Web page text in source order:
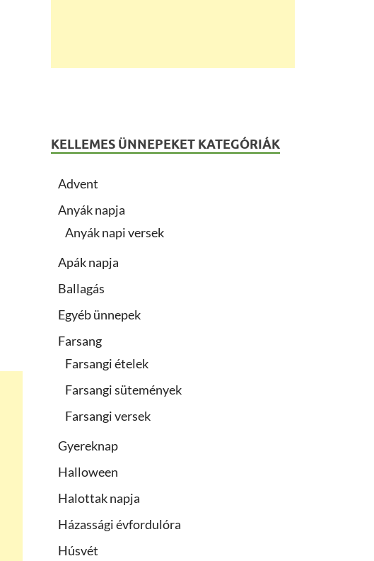
KELLEMES ÜNNEPEKET KATEGÓRIÁK
Advent
Anyák napja
Anyák napi versek
Apák napja
Ballagás
Egyéb ünnepek
Farsang
Farsangi ételek
Farsangi sütemények
Farsangi versek
Gyereknap
Halloween
Halottak napja
Házassági évfordulóra
Húsvét